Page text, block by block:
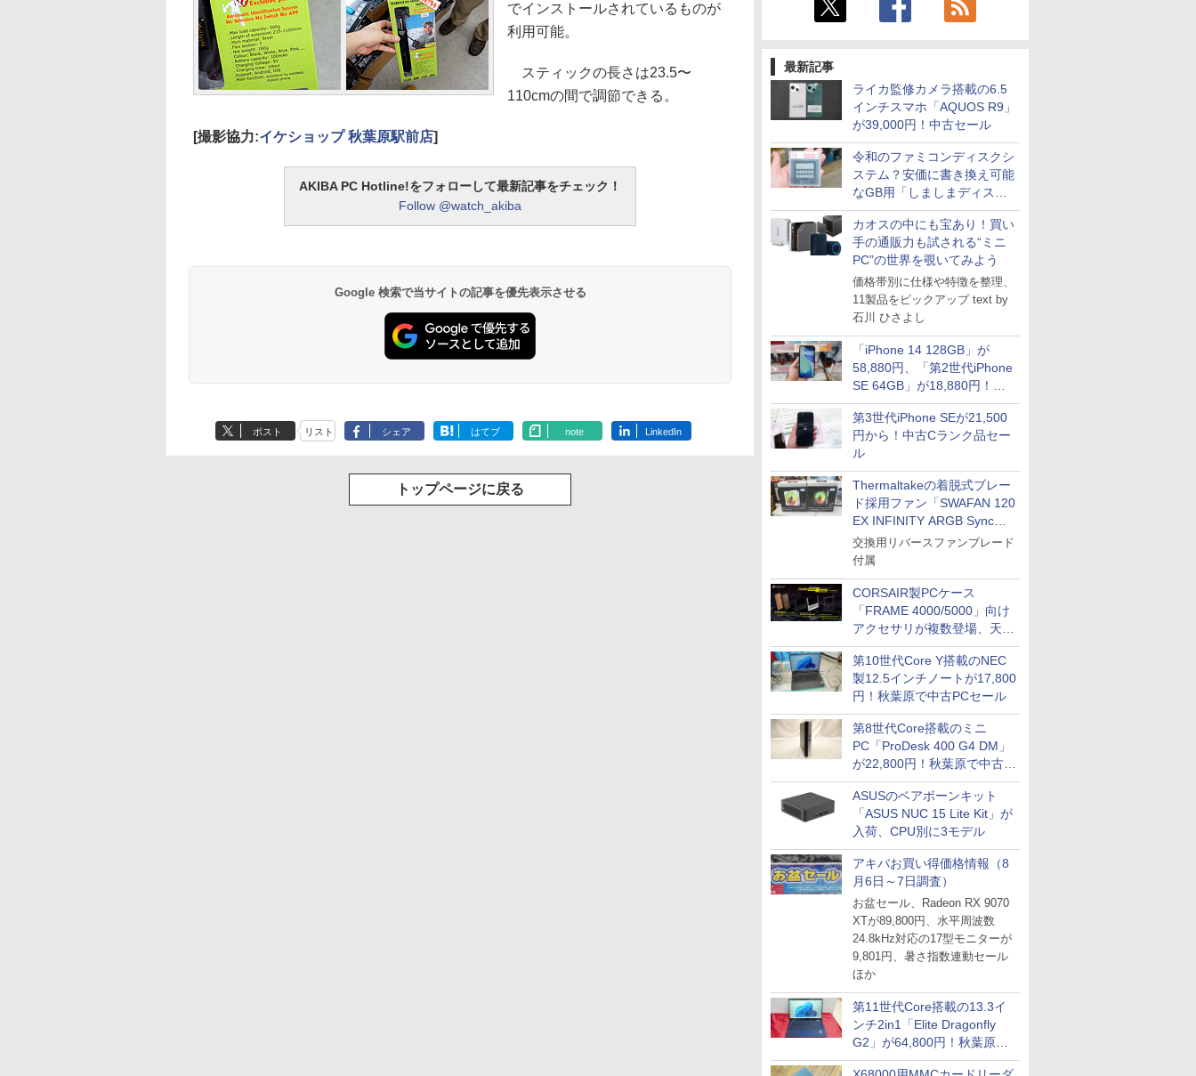
最新記事
ライカ監修カメラ搭載の6.5
インチスマホ「AQUOS R9」
が39,000円！中古セール
令和のファミコンディスクシ
ステム？安価に書き換え可能
なGB用「しましまディスク
システム」
カオスの中にも宝あり！買い
手の通販力も試される“ミニ
PC”の世界を覗いてみよう
価格帯別に仕様や特徴を整理、
11製品をピックアップ text by
石川 ひさよし
「iPhone 14 128GB」が
58,880円、「第2世代iPhone
SE 64GB」が18,880円！中
古Bランク品セール
第3世代iPhone SEが21,500
円から！中古Cランク品セー
ル
Thermaltakeの着脱式ブレー
ド採用ファン「SWAFAN 120
EX INFINITY ARGB Sync」
に単品パッケージ
交換用リバースファンブレード
付属
CORSAIR製PCケース
「FRAME 4000/5000」向け
アクセサリが複数登場、天然
木製パネルや背面コネクタ対
応トレイなど
第10世代Core Y搭載のNEC
製12.5インチノートが17,800
円！秋葉原で中古PCセール
第8世代Core搭載のミニ
PC「ProDesk 400 G4 DM」
が22,800円！秋葉原で中古
PCセール
ASUSのベアボーンキット
「ASUS NUC 15 Lite Kit」が
入荷、CPU別に3モデル
アキバお買い得価格情報（8
月6日～7日調査）
お盆セール、Radeon RX 9070
XTが89,800円、水平周波数
24.8kHz対応の17型モニターが
9,801円、暑さ指数連動セール
ほか
第11世代Core搭載の13.3イ
ンチ2in1「Elite Dragonfly
G2」が64,800円！秋葉原で
中古PCセール
でインストールされているものが
利用可能。
スティックの長さは23.5〜
110cmの間で調節できる。
[撮影協力:イケショップ 秋葉原駅前店]
AKIBA PC Hotline!をフォローして最新記事をチェック！
Follow @watch_akiba
Google 検索で当サイトの記事を優先表示させる
ポスト リスト シェア はてブ note LinkedIn
トップページに戻る